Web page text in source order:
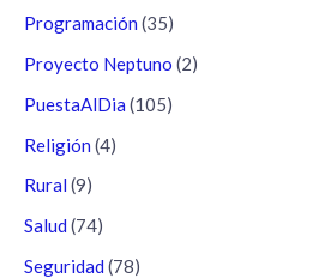
Programación (35)
Proyecto Neptuno (2)
PuestaAlDia (105)
Religión (4)
Rural (9)
Salud (74)
Seguridad (78)